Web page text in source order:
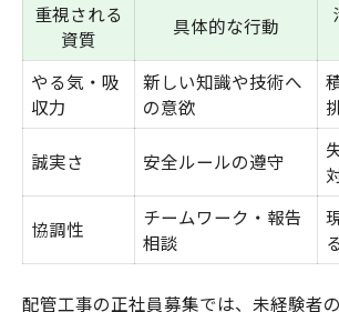
重視される
資質
具体的な行動
やる気・吸
収力
新しい知識や技術へ
の意欲
誠実さ 安全ルールの遵守
協調性
チームワーク・報告
相談
配管工事の正社員募集では、未経験者